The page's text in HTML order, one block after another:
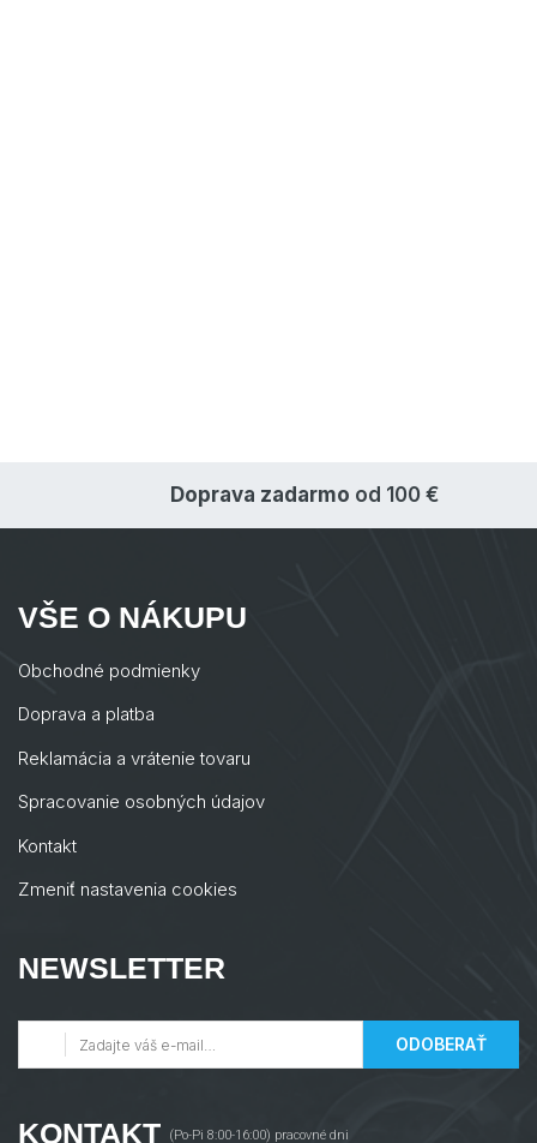
Doprava zadarmo od 100 €
VŠE O NÁKUPU
Obchodné podmienky
Doprava a platba
Reklamácia a vrátenie tovaru
Spracovanie osobných údajov
Kontakt
Zmeniť nastavenia cookies
NEWSLETTER
ODOBERAŤ
KONTAKT (Po-Pi 8:00-16:00) pracovné dni